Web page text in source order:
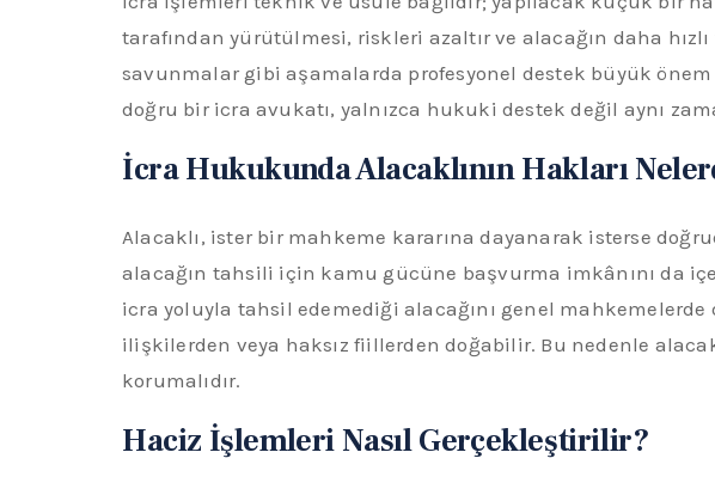
tarafından yürütülmesi, riskleri azaltır ve alacağın daha
savunmalar gibi aşamalarda profesyonel destek büyük
doğru bir icra avukatı, yalnızca hukuki destek değil aynı
İcra Hukukunda Alacaklının Hakları
Alacaklı, ister bir mahkeme kararına dayanarak isterse
alacağın tahsili için kamu gücüne başvurma imkânını da
icra yoluyla tahsil edemediği alacağını genel
ilişkilerden veya haksız fiillerden doğabilir. Bu nedenle
korumalıdır.
Haciz İşlemleri Nasıl Gerçekleştirilir?